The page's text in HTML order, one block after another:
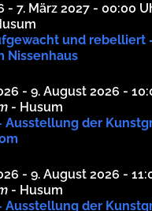
- 7. März 2027 - 00:00
und rebelliert
Nissenhaus
- 9. August 2026 -
- Husum
Ausstellung der
- 9. August 2026 -
- Husum
Ausstellung der